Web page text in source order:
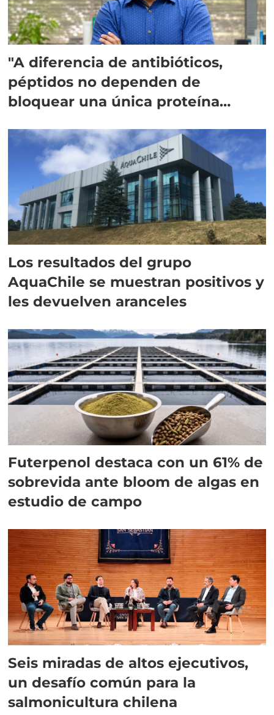
"A diferencia de antibióticos,
péptidos no dependen de
bloquear una única proteína
Los resultados del grupo
AquaChile se muestran positivos y
les devuelven aranceles
Futerpenol destaca con un 61% de
sobrevida ante bloom de algas en
estudio de campo
Seis miradas de altos ejecutivos,
un desafío común para la
salmonicultura chilena